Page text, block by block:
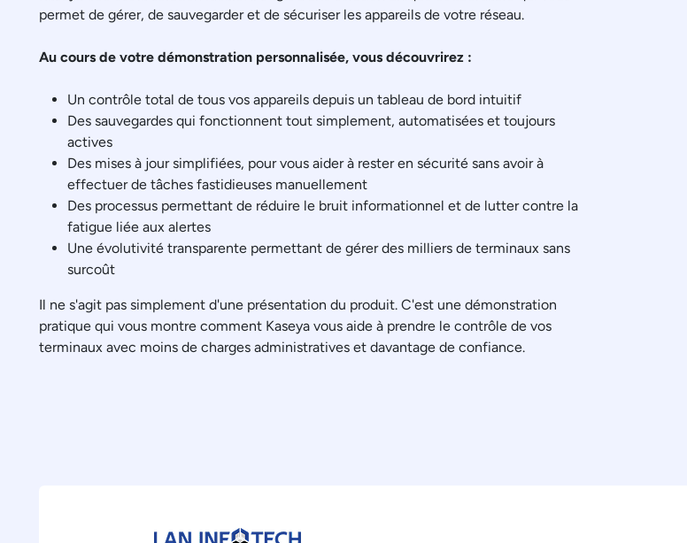
permet de gérer, de sauvegarder et de sécuriser les appareils de votre réseau.
Au cours de votre démonstration personnalisée, vous découvrirez :
Un contrôle total de tous vos appareils depuis un tableau de bord intuitif
Des sauvegardes qui fonctionnent tout simplement, automatisées et toujours
actives
Des mises à jour simplifiées, pour vous aider à rester en sécurité sans avoir à
effectuer de tâches fastidieuses manuellement
Des processus permettant de réduire le bruit informationnel et de lutter contre la
fatigue liée aux alertes
Une évolutivité transparente permettant de gérer des milliers de terminaux sans
surcoût
Il ne s'agit pas simplement d'une présentation du produit. C'est une démonstration
pratique qui vous montre comment Kaseya vous aide à prendre le contrôle de vos
terminaux avec moins de charges administratives et davantage de confiance.